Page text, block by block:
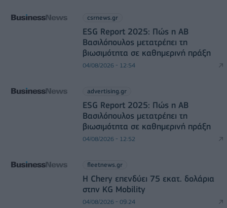
csrnews.gr
ESG Report 2025: Πώς η ΑΒ
Βασιλόπουλος μετατρέπει τη
βιωσιμότητα σε καθημερινή πράξη
04/08/2026 - 12:54
advertising.gr
ESG Report 2025: Πώς η ΑΒ
Βασιλόπουλος μετατρέπει τη
βιωσιμότητα σε καθημερινή πράξη
04/08/2026 - 12:52
fleetnews.gr
Η Chery επενδύει 75 εκατ. δολάρια
στην KG Mobility
04/08/2026 - 09:24